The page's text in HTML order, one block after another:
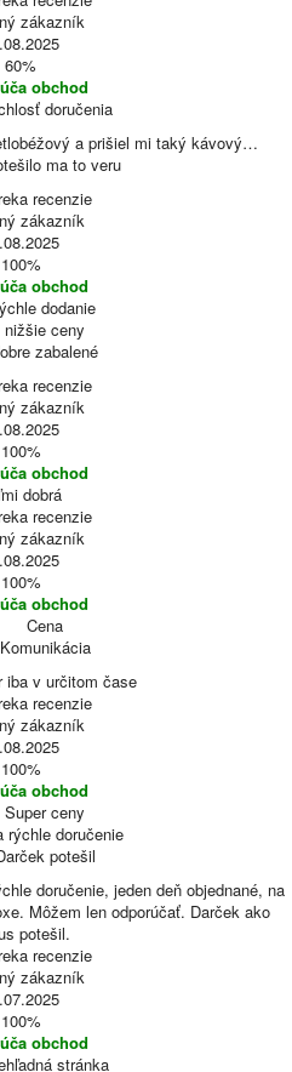
zákazník
60%
obchod
doručenia
a prišiel mi taký kávový…
ma to veru
zákazník
100%
obchod
dodanie
nižšie ceny
zabalené
zákazník
100%
obchod
dobrá
zákazník
100%
obchod
Cena
Komunikácia
iba v určitom čase
zákazník
100%
obchod
Super ceny
rýchle doručenie
potešil
doručenie, jeden deň objednané, na
Môžem len odporúčať. Darček ako
potešil.
zákazník
100%
obchod
stránka